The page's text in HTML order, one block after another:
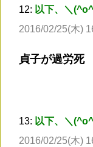
12: 以下、＼
2016/02/25(木)
貞子が過労死
13: 以下、＼
2016/02/25(木)